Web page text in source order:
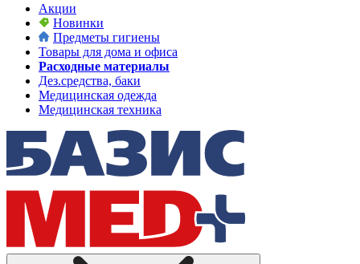
Акции
Новинки
Предметы гигиены
Товары для дома и офиса
Расходные материалы
Дез.средства, баки
Медицинская одежда
Медицинская техника